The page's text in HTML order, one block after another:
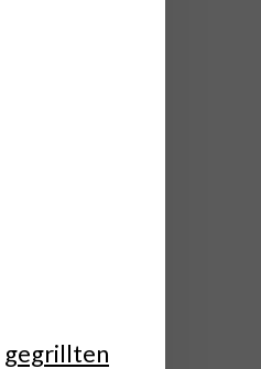
gegrillten